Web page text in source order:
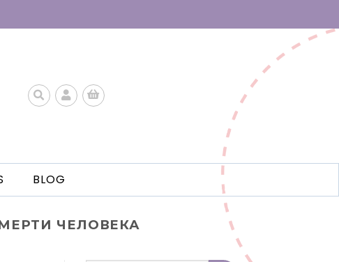
BLOG
ЧЕЛОВЕКА